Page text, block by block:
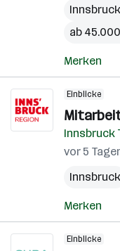
Innsbruck
ab
Merken
Einblicke
Innsbruck
vor 5
Innsbruck
Merken
Einblicke